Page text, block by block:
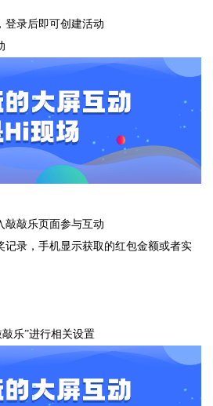
登录后即可创建活动
敲敲乐页面参与互动
记录，手机显示获取的红包金额或者实
敲乐”进行相关设置